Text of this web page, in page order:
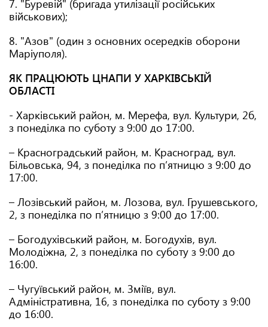
7. "Буревій" (бригада утилізації російських
військових);
8. "Азов" (один з основних осередків оборони
Маріуполя).
ЯК ПРАЦЮЮТЬ ЦНАПИ У ХАРКІВСЬКІЙ
ОБЛАСТІ
- Харківський район, м. Мерефа, вул. Культури, 2б,
з понеділка по суботу з 9:00 до 17:00.
– Красноградський район, м. Красноград, вул.
Більовська, 94, з понеділка по п’ятницю з 9:00 до
17:00.
– Лозівський район, м. Лозова, вул. Грушевського,
2, з понеділка по п’ятницю з 9:00 до 17:00.
– Богодухівський район, м. Богодухів, вул.
Молодіжна, 2, з понеділка по суботу з 9:00 до
16:00.
– Чугуївський район, м. Зміїв, вул.
Адміністративна, 16, з понеділка по суботу з 9:00
до 16:00.